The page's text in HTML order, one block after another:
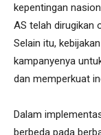
kepentingan
AS telah dirugikan
Selain itu,
kampanyenya
dan memperkuat
Dalam
berbeda pada